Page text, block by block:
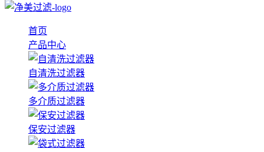
首页
产品中心
自清洗过滤器
多介质过滤器
保安过滤器